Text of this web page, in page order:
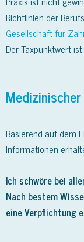
Richtlinien der
Gesellschaft für
Der Taxpunktwert
Basierend auf dem
Informationen
Ich schwöre bei
Nach bestem
eine Verpflichtung